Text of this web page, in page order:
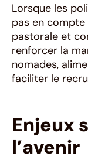
Lorsque les
pas en
pastorale et
renforcer la
nomades,
faciliter le
Enjeux
l’avenir